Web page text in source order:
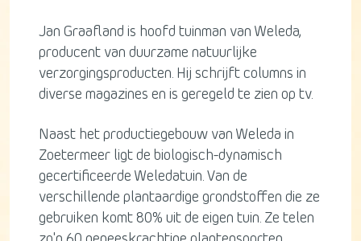
Jan Graafland is hoofd tuinman van Weleda,
producent van duurzame natuurlijke
verzorgingsproducten. Hij schrijft columns in
diverse magazines en is geregeld te zien op tv.
Naast het productiegebouw van Weleda in
Zoetermeer ligt de biologisch-dynamisch
gecertificeerde Weledatuin. Van de
verschillende plantaardige grondstoffen die ze
gebruiken komt 80% uit de eigen tuin. Ze telen